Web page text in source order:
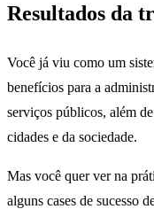
Resultados da
Você já viu como um
benefícios para a
serviços públicos, além
cidades e da sociedade.
Mas você quer ver na
alguns cases de sucesso